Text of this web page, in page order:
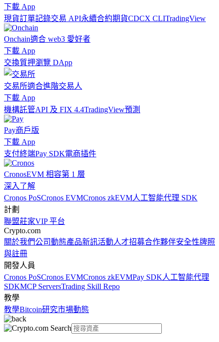
下載 App
現貨訂單記錄交易 API永續合約期貨CDCX CLITradingView
Onchain適合 web3 愛好者
下載 App
交換質押瀏覽 DApp
交易所適合進階交易人
下載 App
機構託管API 及 FIX 4.4TradingView預測
Pay商戶版
下載 App
支付終端Pay SDK電商插件
CronosEVM 相容第 1 層
深入了解
Cronos PoSCronos EVMCronos zkEVM人工智能代理 SDK
計劃
聯盟莊家VIP 平台
Crypto.com
關於我們公司動態產品新訊活動人才招募合作夥伴安全性牌照
與註冊
開發人員
Cronos PoSCronos EVMCronos zkEVMPay SDK人工智能代理
SDKMCP ServersTrading Skill Repo
教學
教學Bitcoin研究市場動態